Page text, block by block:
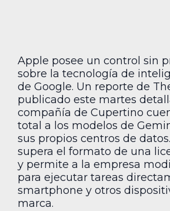
Apple posee un control sin
sobre la tecnología de
de Google. Un reporte de
publicado este martes
compañía de Cupertino
total a los modelos de
sus propios centros de
supera el formato de una
y permite a la empresa
para ejecutar tareas
smartphone y otros
marca.